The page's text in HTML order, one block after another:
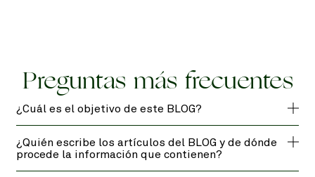
Preguntas más frecuentes
¿Cuál es el objetivo de este BLOG?
¿Quién escribe los artículos del BLOG y de dónde
procede la información que contienen?